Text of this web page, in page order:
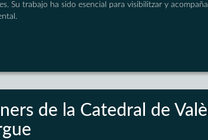
Su trabajo ha sido esencial para visibilitzar y
de la Catedral de